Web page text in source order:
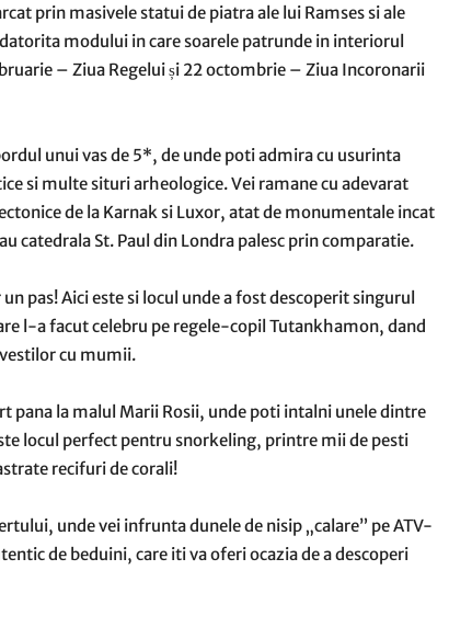
prin masivele statui de piatra ale lui Ramses si ale
modului in care soarele patrunde in interiorul
– Ziua Regelui și 22 octombrie – Ziua Incoronarii
unui vas de 5*, de unde poti admira cu usurinta
si multe situri arheologice. Vei ramane cu adevarat
de la Karnak si Luxor, atat de monumentale incat
catedrala St. Paul din Londra palesc prin comparatie.
pas! Aici este si locul unde a fost descoperit singurul
l-a facut celebru pe regele-copil Tutankhamon, dand
cu mumii.
pana la malul Marii Rosii, unde poti intalni unele dintre
locul perfect pentru snorkeling, printre mii de pesti
recifuri de corali!
unde vei infrunta dunele de nisip „calare” pe ATV-
de beduini, care iti va oferi ocazia de a descoperi